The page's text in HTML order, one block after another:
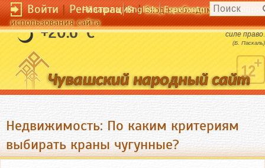
Войти|Регистрация|Вход необходим для
использования сайта
Чӑвашла English Esperanto
+20.6 °C
Люди не могут дать силу праву и дали
силе право.
(Б. Паскаль)
Недвижимость: По каким критериям
выбирать краны чугунные?